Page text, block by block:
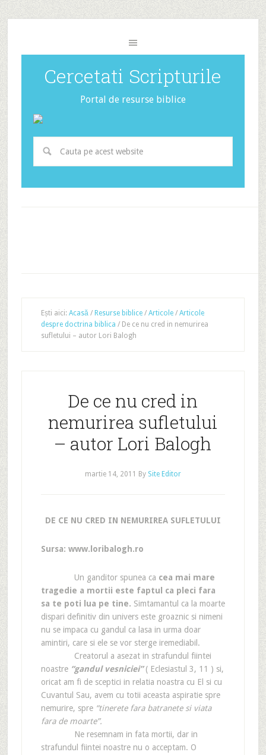
Cercetati Scripturile
Portal de resurse biblice
Ești aici: Acasă / Resurse biblice / Articole / Articole
despre doctrina biblica /De ce nu cred in nemurirea
sufletului – autor Lori Balogh
De ce nu cred in
nemurirea sufletului
– autor Lori Balogh
martie 14, 2011 By Site Editor
DE CE NU CRED IN NEMURIREA SUFLETULUI
Sursa: www.loribalogh.ro
Un ganditor spunea ca cea mai mare
tragedie a mortii este faptul ca pleci fara
sa te poti lua pe tine. Simtamantul ca la moarte
dispari definitiv din univers este groaznic si nimeni
nu se impaca cu gandul ca lasa in urma doar
amintiri, care si ele se vor sterge iremediabil.
Creatorul a asezat in strafundul fiintei
noastre “gandul vesniciei”( Eclesiastul 3, 11 ) si,
oricat am fi de sceptici in relatia noastra cu El si cu
Cuvantul Sau, avem cu totii aceasta aspiratie spre
nemurire, spre “tinerete fara batranete si viata
fara de moarte”.
Ne resemnam in fata mortii, dar in
strafundul fiintei noastre nu o acceptam. O